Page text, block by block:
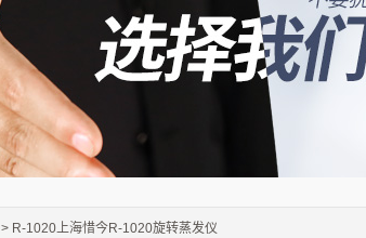
> R-1020上海惜今R-1020旋转蒸发仪